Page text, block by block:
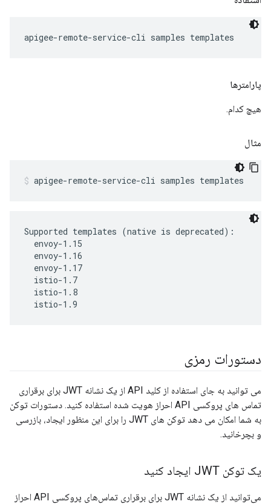
apigee-remote-service-cli samples templates
پارامترها
هیچ کدام.
مثال
apigee-remote-service-cli samples templates
Supported templates (native is deprecated):
  envoy-1.15
  envoy-1.16
  envoy-1.17
  istio-1.7
  istio-1.8
  istio-1.9
دستورات رمزی
می توانید به جای استفاده از کلید API از یک نشانه JWT برای برقراری
تماس های پروکسی API احراز هویت شده استفاده کنید. دستورات توکن
به شما امکان می دهد توکن های JWT را برای این منظور ایجاد، بازرسی
و بچرخانید.
یک توکن JWT ایجاد کنید
می‌توانید از یک نشانه JWT برای برقراری تماس‌های پروکسی API احراز